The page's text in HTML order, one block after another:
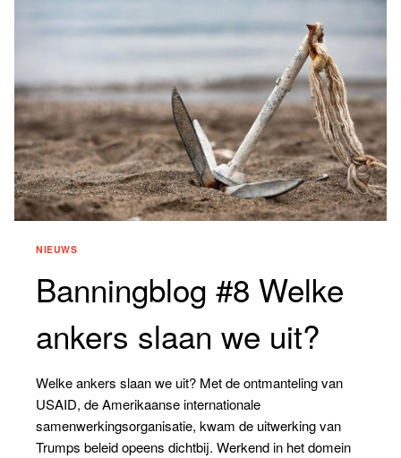
MENSELIJKHEID
NIEUWS
Banningblog #8 Welke
ankers slaan we uit?
Welke ankers slaan we uit? Met de ontmanteling van
USAID, de Amerikaanse internationale
samenwerkingsorganisatie, kwam de uitwerking van
Trumps beleid opeens dichtbij. Werkend in het domein